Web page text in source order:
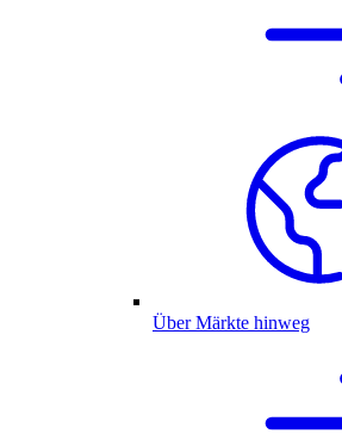
Über Märkte hinweg